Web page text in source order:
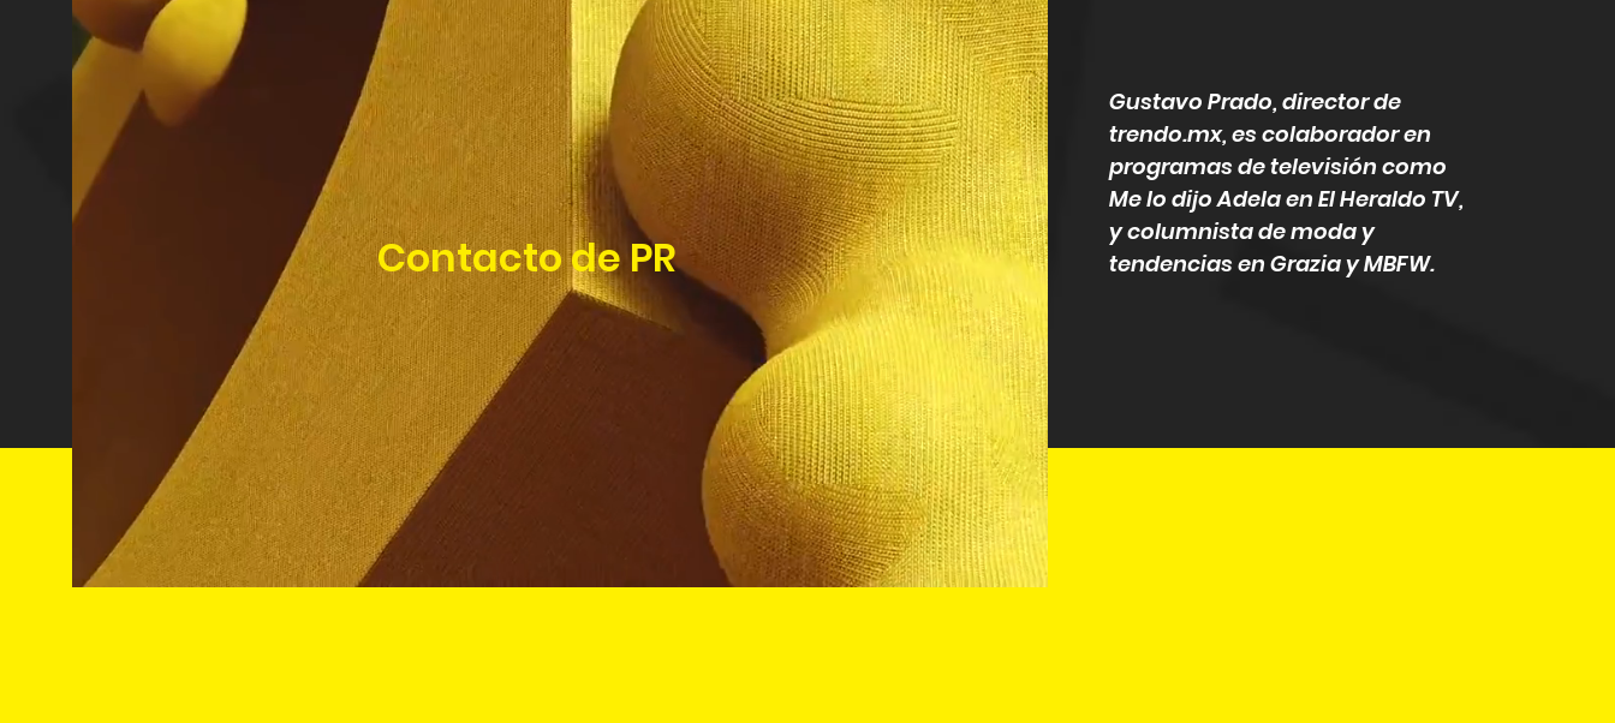
Contacto de PR
Gustavo Prado, director de
trendo.mx, es colaborador en
programas de televisión como
Me lo dijo Adela en El Heraldo TV,
y columnista de moda y
tendencias en Grazia y MBFW.